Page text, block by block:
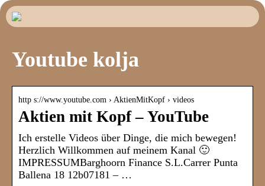
Youtube kolja
http s://www.youtube.com › AktienMitKopf › videos
Aktien mit Kopf – YouTube
Ich erstelle Videos über Dinge, die mich bewegen!
Herzlich Willkommen auf meinem Kanal 🙂
IMPRESSUMBarghoorn Finance S.L.Carrer Punta
Ballena 18 12b07181 – …